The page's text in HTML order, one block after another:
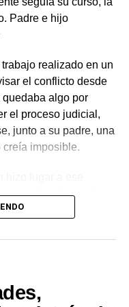
dueño del perro
una indemnización
sufrido.
Padre e hijo
realizado en un
el conflicto desde
algo por
el proceso judicial,
junto a su padre, una
imposible.
por desistimiento y
La jueza consideró
para solicitar la
la etapa inicial